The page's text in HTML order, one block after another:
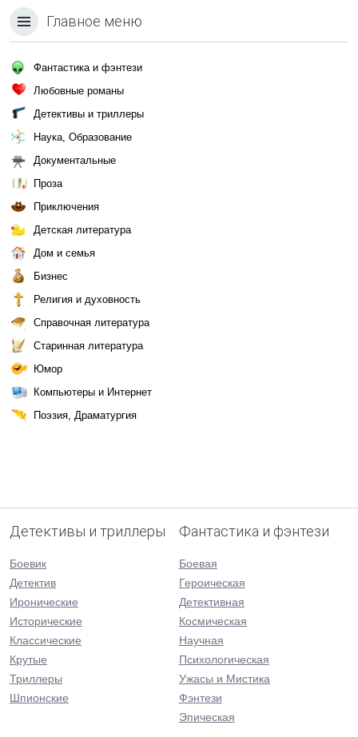
Главное меню
Фантастика и фэнтези
Любовные романы
Детективы и триллеры
Наука, Образование
Документальные
Проза
Приключения
Детская литература
Дом и семья
Бизнес
Религия и духовность
Справочная литература
Старинная литература
Юмор
Компьютеры и Интернет
Поэзия, Драматургия
Детективы и триллеры
Боевик
Детектив
Иронические
Исторические
Классические
Крутые
Триллеры
Шпионские
Фантастика и фэнтези
Боевая
Героическая
Детективная
Космическая
Научная
Психологическая
Ужасы и Мистика
Фэнтези
Эпическая